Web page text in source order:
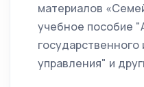
материалов
учебное пособие
управления" и